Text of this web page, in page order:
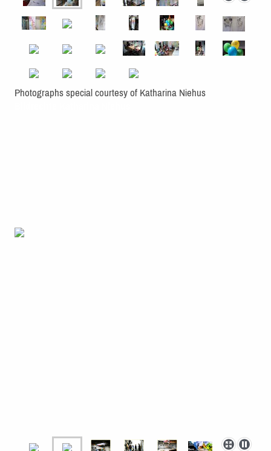
Photographs special courtesy of Katharina Niehus